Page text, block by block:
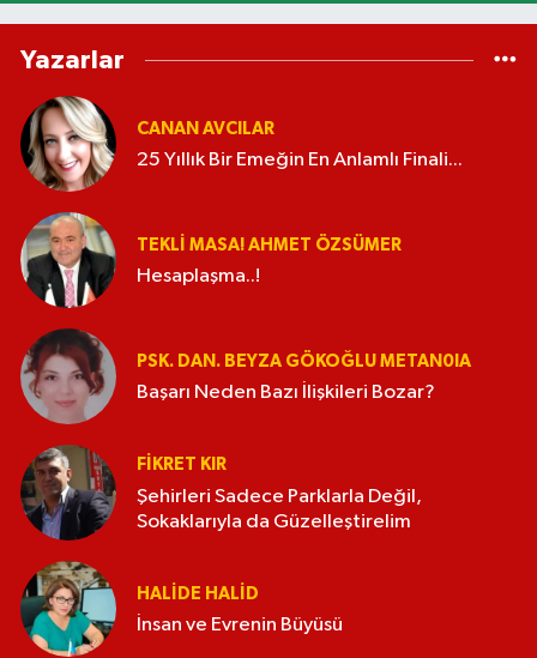
Yazarlar
CANAN AVCILAR
25 Yıllık Bir Emeğin En Anlamlı Finali...
TEKLI MASA! AHMET ÖZSÜMER
Hesaplaşma..!
PSK. DAN. BEYZA GÖKOĞLU METAN0IA
Başarı Neden Bazı İlişkileri Bozar?
FIKRET KIR
Şehirleri Sadece Parklarla Değil,
Sokaklarıyla da Güzelleştirelim
HALIDE HALID
İnsan ve Evrenin Büyüsü